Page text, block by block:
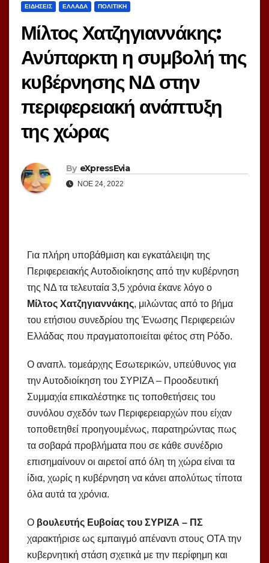
ΕΙΔΗΣΕΙΣ ΕΛΛΑΔΑ ΠΟΛΙΤΙΚΗ
Μίλτος Χατζηγιαννάκης:
Ανύπαρκτη η συμβολή της
κυβέρνησης ΝΔ στην
περιφερειακή ανάπτυξη
της χώρας
By eXpressEvia
ΝΟΈ 24, 2022
Για πλήρη υποβάθμιση και εγκατάλειψη της
Περιφερειακής Αυτοδιοίκησης από την κυβέρνηση
της ΝΔ τα τελευταία 3,5 χρόνια έκανε λόγο ο
Μίλτος Χατζηγιαννάκης, μιλώντας από το βήμα
του ετήσιου συνεδρίου της Ένωσης Περιφερειών
Ελλάδας που πραγματοποιείται φέτος στη Ρόδο.
Ο αναπλ. τομεάρχης Εσωτερικών, υπεύθυνος για
την Αυτοδιοίκηση του ΣΥΡΙΖΑ – Προοδευτική
Συμμαχία επικαλέστηκε τις τοποθετήσεις του
συνόλου σχεδόν των Περιφερειαρχών που είχαν
τοποθετηθεί προηγουμένως, παρατηρώντας πως
τα σοβαρά προβλήματα που σε κάθε συνέδριο
επισημαίνουν οι αιρετοί από όλη τη χώρα είναι τα
ίδια, χωρίς η κυβέρνηση να κάνει απολύτως τίποτα
όλα αυτά τα χρόνια.
Ο βουλευτής Ευβοίας του ΣΥΡΙΖΑ – ΠΣ
χαρακτήρισε ως εμπαιγμό απέναντι στους ΟΤΑ την
κυβερνητική στάση σχετικά με την περίφημη και